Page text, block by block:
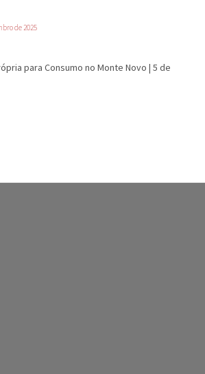
de 2025
para Consumo no Monte Novo | 5 de